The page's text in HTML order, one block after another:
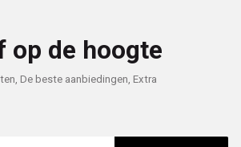
op de hoogte
De beste aanbiedingen, Extra